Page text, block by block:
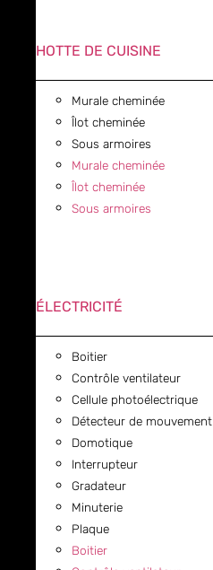
HOTTE DE CUISINE
Murale cheminée
Îlot cheminée
Sous armoires
Murale cheminée
Îlot cheminée
Sous armoires
ÉLECTRICITÉ
Boitier
Contrôle ventilateur
Cellule photoélectrique
Détecteur de mouvement
Domotique
Interrupteur
Gradateur
Minuterie
Plaque
Boitier